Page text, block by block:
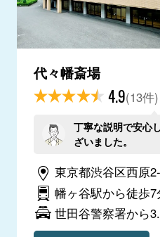
代々幡斎場
4.9(13件)
丁寧な説明で安心
ざいました。
東京都渋谷区西原
幡ヶ谷駅から徒歩7
世田谷警察署から